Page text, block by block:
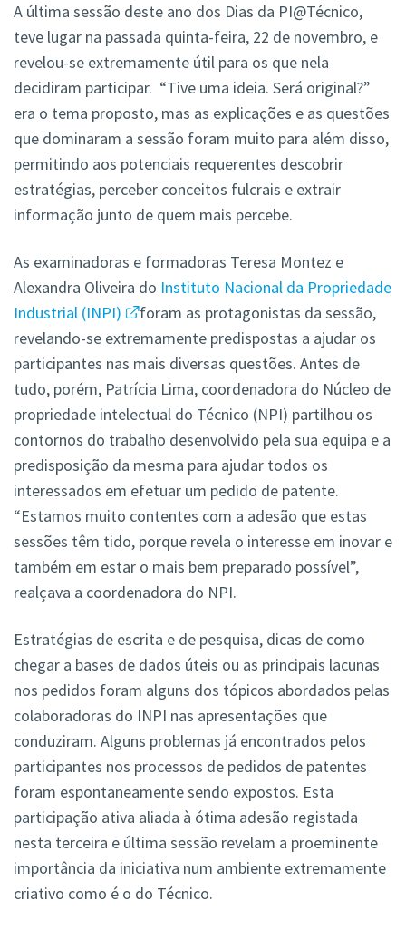
A última sessão deste ano dos Dias da PI@Técnico,
teve lugar na passada quinta-feira, 22 de novembro, e
revelou-se extremamente útil para os que nela
decidiram participar. “Tive uma ideia. Será original?”
era o tema proposto, mas as explicações e as questões
que dominaram a sessão foram muito para além disso,
permitindo aos potenciais requerentes descobrir
estratégias, perceber conceitos fulcrais e extrair
informação junto de quem mais percebe.
As examinadoras e formadoras Teresa Montez e
Alexandra Oliveira do Instituto Nacional da Propriedade
Industrial (INPI)
foram as protagonistas da sessão,
revelando-se extremamente predispostas a ajudar os
participantes nas mais diversas questões. Antes de
tudo, porém, Patrícia Lima, coordenadora do Núcleo de
propriedade intelectual do Técnico (NPI) partilhou os
contornos do trabalho desenvolvido pela sua equipa e a
predisposição da mesma para ajudar todos os
interessados em efetuar um pedido de patente.
“Estamos muito contentes com a adesão que estas
sessões têm tido, porque revela o interesse em inovar e
também em estar o mais bem preparado possível”,
realçava a coordenadora do NPI.
Estratégias de escrita e de pesquisa, dicas de como
chegar a bases de dados úteis ou as principais lacunas
nos pedidos foram alguns dos tópicos abordados pelas
colaboradoras do INPI nas apresentações que
conduziram. Alguns problemas já encontrados pelos
participantes nos processos de pedidos de patentes
foram espontaneamente sendo expostos. Esta
participação ativa aliada à ótima adesão registada
nesta terceira e última sessão revelam a proeminente
importância da iniciativa num ambiente extremamente
criativo como é o do Técnico.